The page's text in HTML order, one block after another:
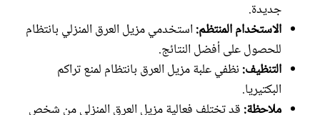
جديدة.
الاستخدام المنتظم:استخدمي مزيل العرق المنزلي بانتظام
للحصول على أفضل النتائج.
التنظيف:نظفي علبة مزيل العرق بانتظام لمنع تراكم
البكتيريا.
ملاحظة:قد تختلف فعالية مزيل العرق المنزلي من شخص